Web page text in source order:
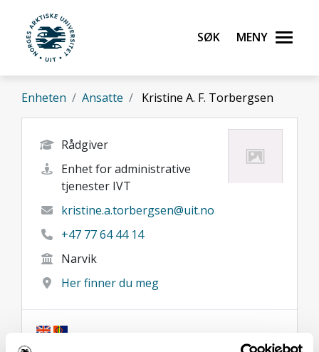
Gå til hovedinnhold
UiT Norges arktiske universitet
Søk Meny
Enheten Ansatte Kristine A. F. Torbergsen
Rådgiver
Enhet for administrative
tjenester IVT
kristine.a.torbergsen@uit.no
+47 77 64 44 14
Narvik
Her finner du meg